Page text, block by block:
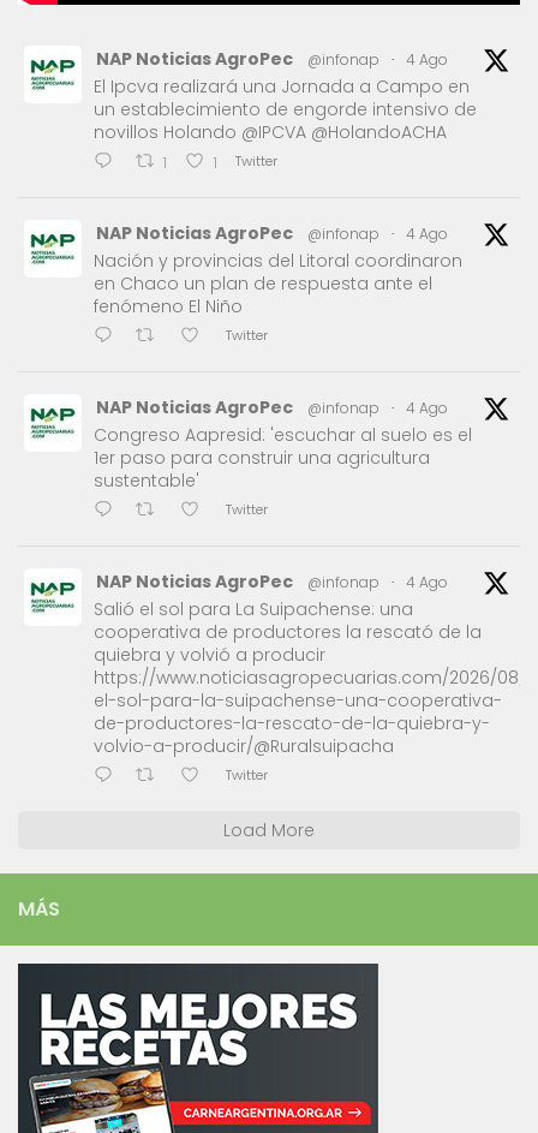
NAP Noticias AgroPec @infonap · 4 Ago
El Ipcva realizará una Jornada a Campo en
un establecimiento de engorde intensivo de
novillos Holando @IPCVA @HolandoACHA
1 1 Twitter
NAP Noticias AgroPec @infonap · 4 Ago
Nación y provincias del Litoral coordinaron
en Chaco un plan de respuesta ante el
fenómeno El Niño
Twitter
NAP Noticias AgroPec @infonap · 4 Ago
Congreso Aapresid: 'escuchar al suelo es el
1er paso para construir una agricultura
sustentable'
Twitter
NAP Noticias AgroPec @infonap · 4 Ago
Salió el sol para La Suipachense: una
cooperativa de productores la rescató de la
quiebra y volvió a producir
https://www.noticiasagropecuarias.com/2026/08/
el-sol-para-la-suipachense-una-cooperativa-
de-productores-la-rescato-de-la-quiebra-y-
volvio-a-producir/@Ruralsuipacha
Twitter
Load More
MÁS